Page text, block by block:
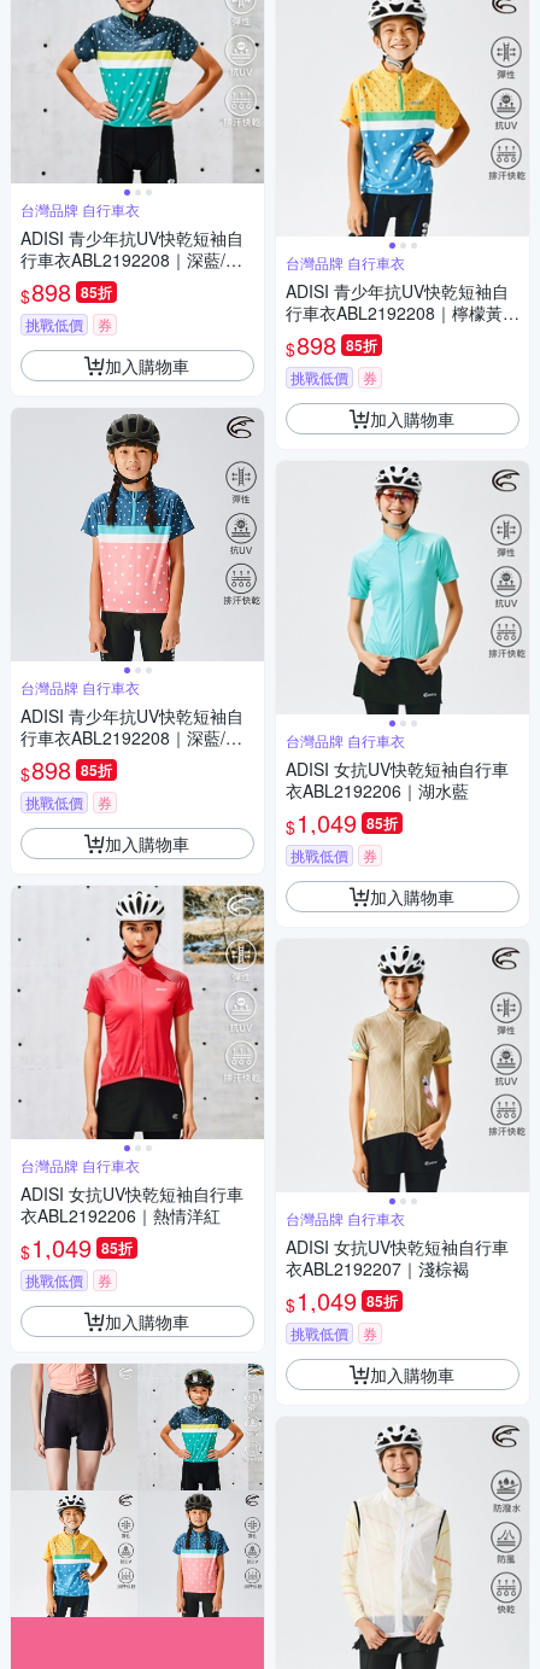
台灣品牌 自行車衣
ADISI 青少年抗UV快乾短袖自
行車衣ABL2192208｜深藍/薄
荷綠
$898 85折
挑戰低價 券
加入購物車
台灣品牌 自行車衣
ADISI 青少年抗UV快乾短袖自
行車衣ABL2192208｜深藍/櫻
粉
$898 85折
挑戰低價 券
加入購物車
台灣品牌 自行車衣
ADISI 女抗UV快乾短袖自行車
衣ABL2192206｜熱情洋紅
$1,049 85折
挑戰低價 券
加入購物車
台灣品牌 自行車衣
ADISI 青少年抗UV快乾短袖自
行車衣ABL2192208｜檸檬黃/
蔚藍
$898 85折
挑戰低價 券
加入購物車
台灣品牌 自行車衣
ADISI 女抗UV快乾短袖自行車
衣ABL2192206｜湖水藍
$1,049 85折
挑戰低價 券
加入購物車
台灣品牌 自行車衣
ADISI 女抗UV快乾短袖自行車
衣ABL2192207｜淺棕褐
$1,049 85折
挑戰低價 券
加入購物車